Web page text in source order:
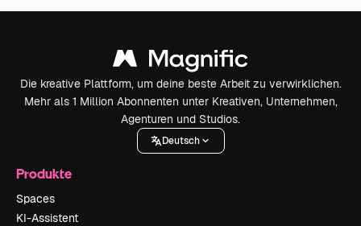
Die kreative Plattform, um deine beste Arbeit zu verwirklichen.
Mehr als 1 Million Abonnenten unter Kreativen, Unternehmen,
Agenturen und Studios.
Deutsch
Produkte
Spaces
KI-Assistent